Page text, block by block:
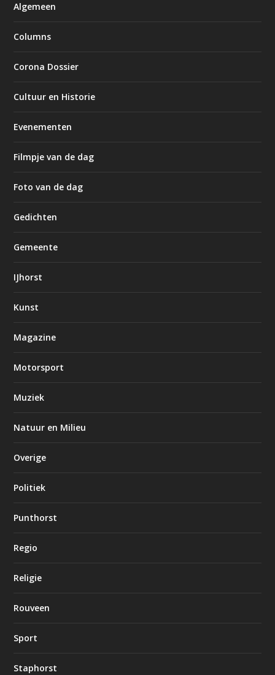
Algemeen
Columns
Corona Dossier
Cultuur en Historie
Evenementen
Filmpje van de dag
Foto van de dag
Gedichten
Gemeente
IJhorst
Kunst
Magazine
Motorsport
Muziek
Natuur en Milieu
Overige
Politiek
Punthorst
Regio
Religie
Rouveen
Sport
Staphorst